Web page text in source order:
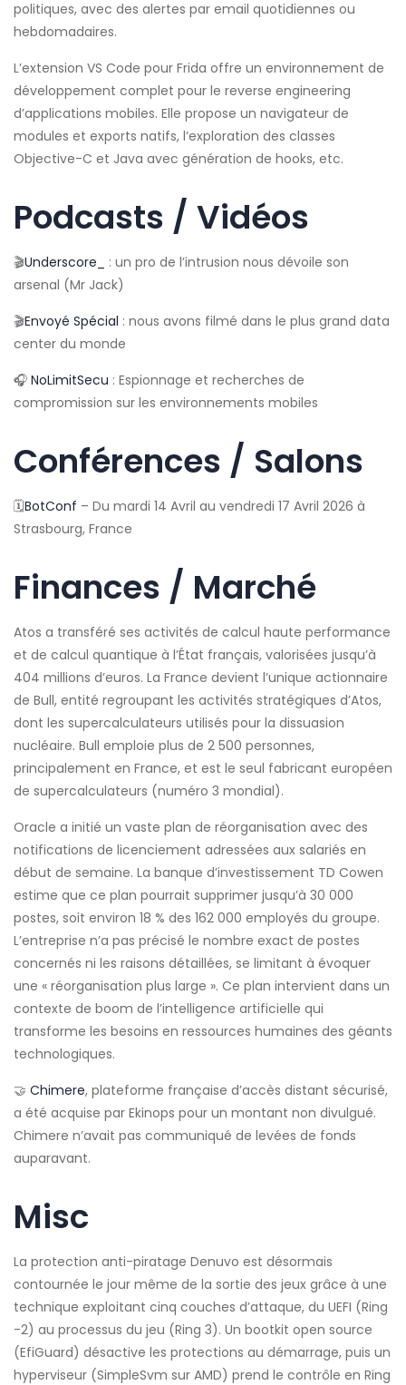
politiques, avec des alertes par email quotidiennes ou
hebdomadaires.
L’extension VS Code pour Frida offre un environnement de
développement complet pour le reverse engineering
d’applications mobiles. Elle propose un navigateur de
modules et exports natifs, l’exploration des classes
Objective-C et Java avec génération de hooks, etc.
Podcasts / Vidéos
🎬Underscore_
: un pro de l’intrusion nous dévoile son
arsenal (Mr Jack)
🎬Envoyé Spécial : nous avons filmé dans le plus grand data
center du monde
🎧️ NoLimitSecu : Espionnage et recherches de
compromission sur les environnements mobiles
Conférences / Salons
🗓️BotConf – Du mardi 14 Avril au vendredi 17 Avril 2026 à
Strasbourg, France
Finances / Marché
Atos a transféré ses activités de calcul haute performance
et de calcul quantique à l’État français, valorisées jusqu’à
404 millions d’euros. La France devient l’unique actionnaire
de Bull, entité regroupant les activités stratégiques d’Atos,
dont les supercalculateurs utilisés pour la dissuasion
nucléaire. Bull emploie plus de 2 500 personnes,
principalement en France, et est le seul fabricant européen
de supercalculateurs (numéro 3 mondial).
Oracle a initié un vaste plan de réorganisation avec des
notifications de licenciement adressées aux salariés en
début de semaine. La banque d’investissement TD Cowen
estime que ce plan pourrait supprimer jusqu’à 30 000
postes, soit environ 18 % des 162 000 employés du groupe.
L’entreprise n’a pas précisé le nombre exact de postes
concernés ni les raisons détaillées, se limitant à évoquer
une « réorganisation plus large ». Ce plan intervient dans un
contexte de boom de l’intelligence artificielle qui
transforme les besoins en ressources humaines des géants
technologiques.
🤝 Chimere, plateforme française d’accès distant sécurisé,
a été acquise par Ekinops pour un montant non divulgué.
Chimere n’avait pas communiqué de levées de fonds
auparavant.
Misc
La protection anti-piratage Denuvo est désormais
contournée le jour même de la sortie des jeux grâce à une
technique exploitant cinq couches d’attaque, du UEFI (Ring
-2) au processus du jeu (Ring 3). Un bootkit open source
(EfiGuard) désactive les protections au démarrage, puis un
hyperviseur (SimpleSvm sur AMD) prend le contrôle en Ring